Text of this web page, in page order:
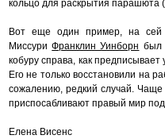
кольцо для раскрытия парашюта
Вот еще один пример, на сей
МиссуриФранклин Уинборн был
кобуру справа, как
Его не только восстановили на
сожалению, редкий случай.
приспосабливают правый мир
Елена Висенс